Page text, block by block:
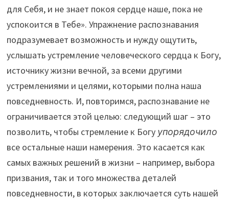
для Себя, и не знает покоя сердце наше, пока не
успокоится в Тебе». Упражнение распознавания
подразумевает возможность и нужду ощутить,
услышать устремление человеческого сердца к Богу,
источнику жизни вечной, за всеми другими
устремлениями и целями, которыми полна наша
повседневность. И, повторимся, распознавание не
ограничивается этой целью: следующий шаг – это
позволить, чтобы стремление к Богу упорядочило
все остальные наши намерения. Это касается как
самых важных решений в жизни – например, выбора
призвания, так и того множества деталей
повседневности, в которых заключается суть нашей